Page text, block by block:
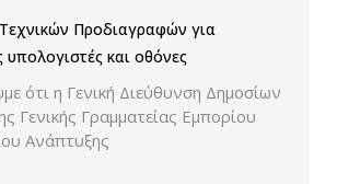
Προδιαγραφών για
υπολογιστές και οθόνες
ότι η Γενική Διεύθυνση Δημοσίων
Γενικής Γραμματείας Εμπορίου
Ανάπτυξης